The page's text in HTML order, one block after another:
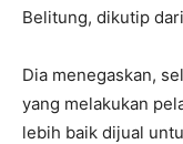
Belitung, dikutip
Dia menegaskan,
yang melakukan
lebih baik dijual